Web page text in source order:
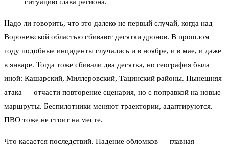
Надо ли говорить, что это далеко не первый случай, когда над
Воронежской областью сбивают десятки дронов. В прошлом
году подобные инциденты случались и в ноябре, и в мае, и даже
в январе. Тогда тоже сбивали два десятка, но география была
иной: Кашарский, Миллеровский, Тацинский районы. Нынешняя
атака — отчасти повторение сценария, но с поправкой на новые
маршруты. Беспилотники меняют траектории, адаптируются.
ПВО тоже не стоит на месте.
Что касается последствий. Падение обломков — главная